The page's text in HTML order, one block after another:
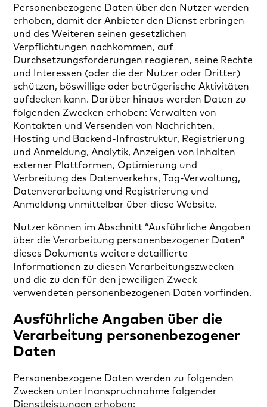
Personenbezogene Daten über den Nutzer werden
erhoben, damit der Anbieter den Dienst erbringen
und des Weiteren seinen gesetzlichen
Verpflichtungen nachkommen, auf
Durchsetzungsforderungen reagieren, seine Rechte
und Interessen (oder die der Nutzer oder Dritter)
schützen, böswillige oder betrügerische Aktivitäten
aufdecken kann. Darüber hinaus werden Daten zu
folgenden Zwecken erhoben: Verwalten von
Kontakten und Versenden von Nachrichten,
Hosting und Backend-Infrastruktur, Registrierung
und Anmeldung, Analytik, Anzeigen von Inhalten
externer Plattformen, Optimierung und
Verbreitung des Datenverkehrs, Tag-Verwaltung,
Datenverarbeitung und Registrierung und
Anmeldung unmittelbar über diese Website.
Nutzer können im Abschnitt “Ausführliche Angaben
über die Verarbeitung personenbezogener Daten”
dieses Dokuments weitere detaillierte
Informationen zu diesen Verarbeitungszwecken
und die zu den für den jeweiligen Zweck
verwendeten personenbezogenen Daten vorfinden.
Ausführliche Angaben über die
Verarbeitung personenbezogener
Daten
Personenbezogene Daten werden zu folgenden
Zwecken unter Inanspruchnahme folgender
Dienstleistungen erhoben: